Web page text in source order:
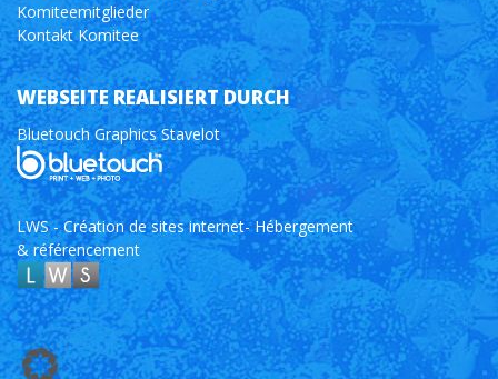
Komiteemitglieder
Kontakt Komitee
WEBSEITE REALISIERT DURCH
Bluetouch Graphics Stavelot
LWS - Création de sites internet- Hébergement
& référencement